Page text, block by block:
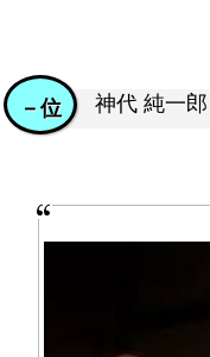
神代 純一郎
－位